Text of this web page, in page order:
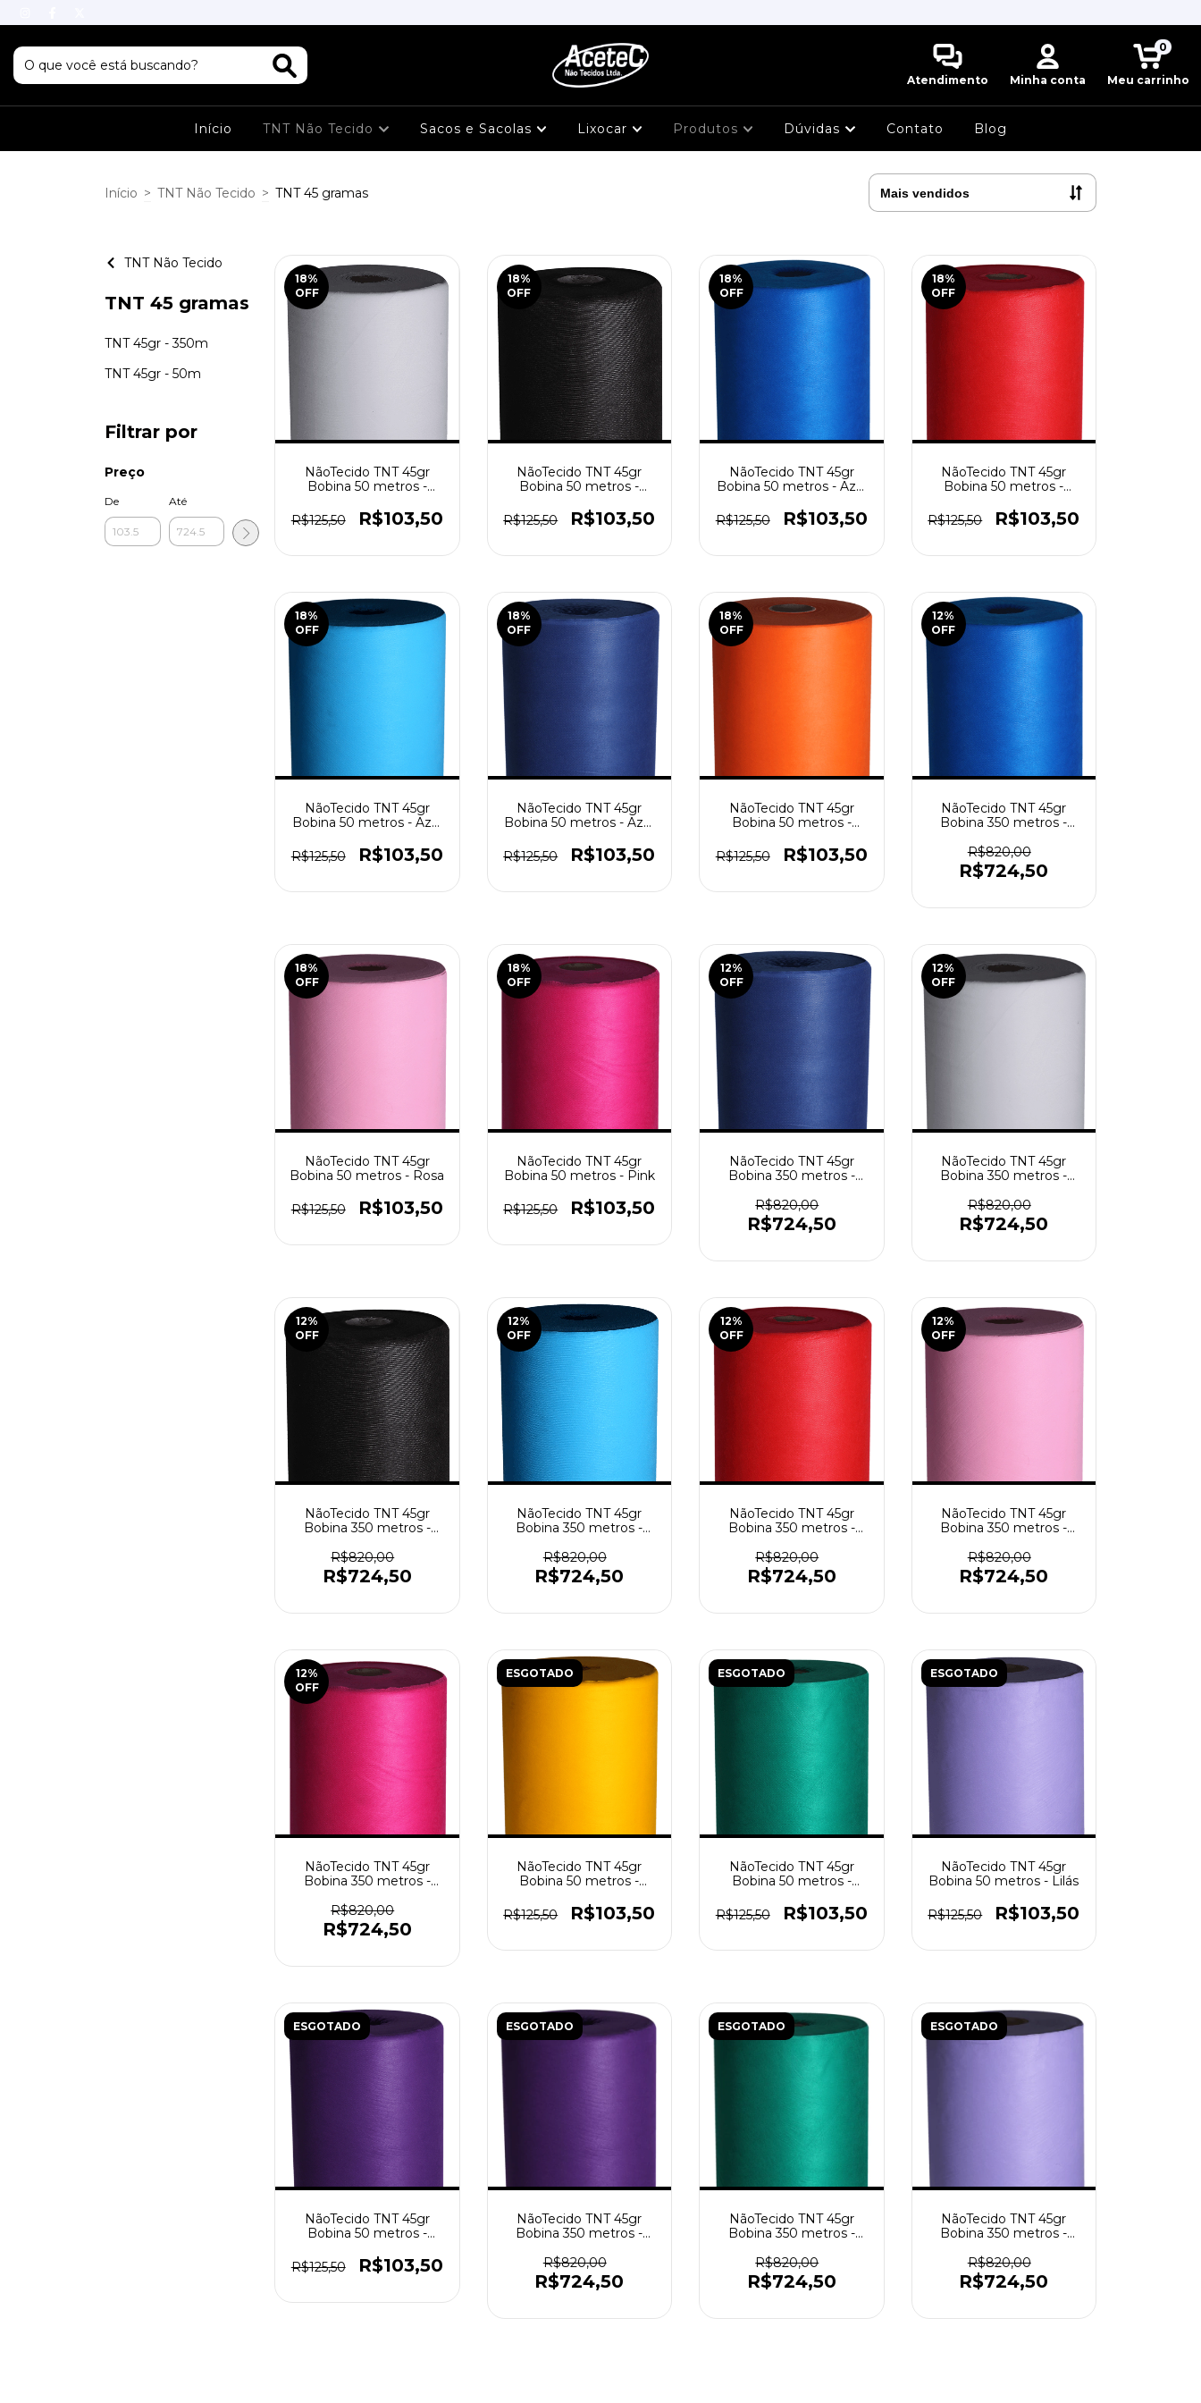
Atendimento Minha conta Meu carrinho
0
Início TNT Não Tecido Sacos e Sacolas Lixocar Produtos Dúvidas Contato Blog
Início > TNT Não Tecido > TNT 45 gramas
TNT Não Tecido
TNT 45 gramas
TNT 45gr - 350m
TNT 45gr - 50m
Filtrar por
Preço
De Até
18%
OFF
NãoTecido TNT 45gr
Bobina 50 metros -
R$125,50
R$103,50
18%
OFF
NãoTecido TNT 45gr
Bobina 50 metros -
R$125,50
R$103,50
18%
OFF
NãoTecido TNT 45gr
Bobina 50 metros - Azul
R$125,50
R$103,50
18%
OFF
NãoTecido TNT 45gr
Bobina 50 metros -
R$125,50
R$103,50
18%
OFF
NãoTecido TNT 45gr
Bobina 50 metros - Azul
R$125,50
R$103,50
18%
OFF
NãoTecido TNT 45gr
Bobina 50 metros - Azul
R$125,50
R$103,50
18%
OFF
NãoTecido TNT 45gr
Bobina 50 metros -
R$125,50
R$103,50
12%
OFF
NãoTecido TNT 45gr
Bobina 350 metros -
R$820,00
R$724,50
18%
OFF
NãoTecido TNT 45gr
Bobina 50 metros - Rosa
R$125,50 R$103,50
18%
OFF
NãoTecido TNT 45gr
Bobina 50 metros - Pink
R$125,50 R$103,50
12%
OFF
NãoTecido TNT 45gr
Bobina 350 metros -
R$820,00
R$724,50
12%
OFF
NãoTecido TNT 45gr
Bobina 350 metros -
R$820,00
R$724,50
12%
OFF
NãoTecido TNT 45gr
Bobina 350 metros -
R$820,00
R$724,50
12%
OFF
NãoTecido TNT 45gr
Bobina 350 metros -
R$820,00
R$724,50
12%
OFF
NãoTecido TNT 45gr
Bobina 350 metros -
R$820,00
R$724,50
12%
OFF
NãoTecido TNT 45gr
Bobina 350 metros -
R$820,00
R$724,50
12%
OFF
NãoTecido TNT 45gr
Bobina 350 metros -
R$820,00
R$724,50
ESGOTADO
NãoTecido TNT 45gr
Bobina 50 metros -
R$125,50
R$103,50
ESGOTADO
NãoTecido TNT 45gr
Bobina 50 metros -
R$125,50
R$103,50
ESGOTADO
NãoTecido TNT 45gr
Bobina 50 metros - Lilás
R$125,50 R$103,50
ESGOTADO
NãoTecido TNT 45gr
Bobina 50 metros -
R$125,50
R$103,50
ESGOTADO
NãoTecido TNT 45gr
Bobina 350 metros -
R$820,00
R$724,50
ESGOTADO
NãoTecido TNT 45gr
Bobina 350 metros -
R$820,00
R$724,50
ESGOTADO
NãoTecido TNT 45gr
Bobina 350 metros -
R$820,00
R$724,50